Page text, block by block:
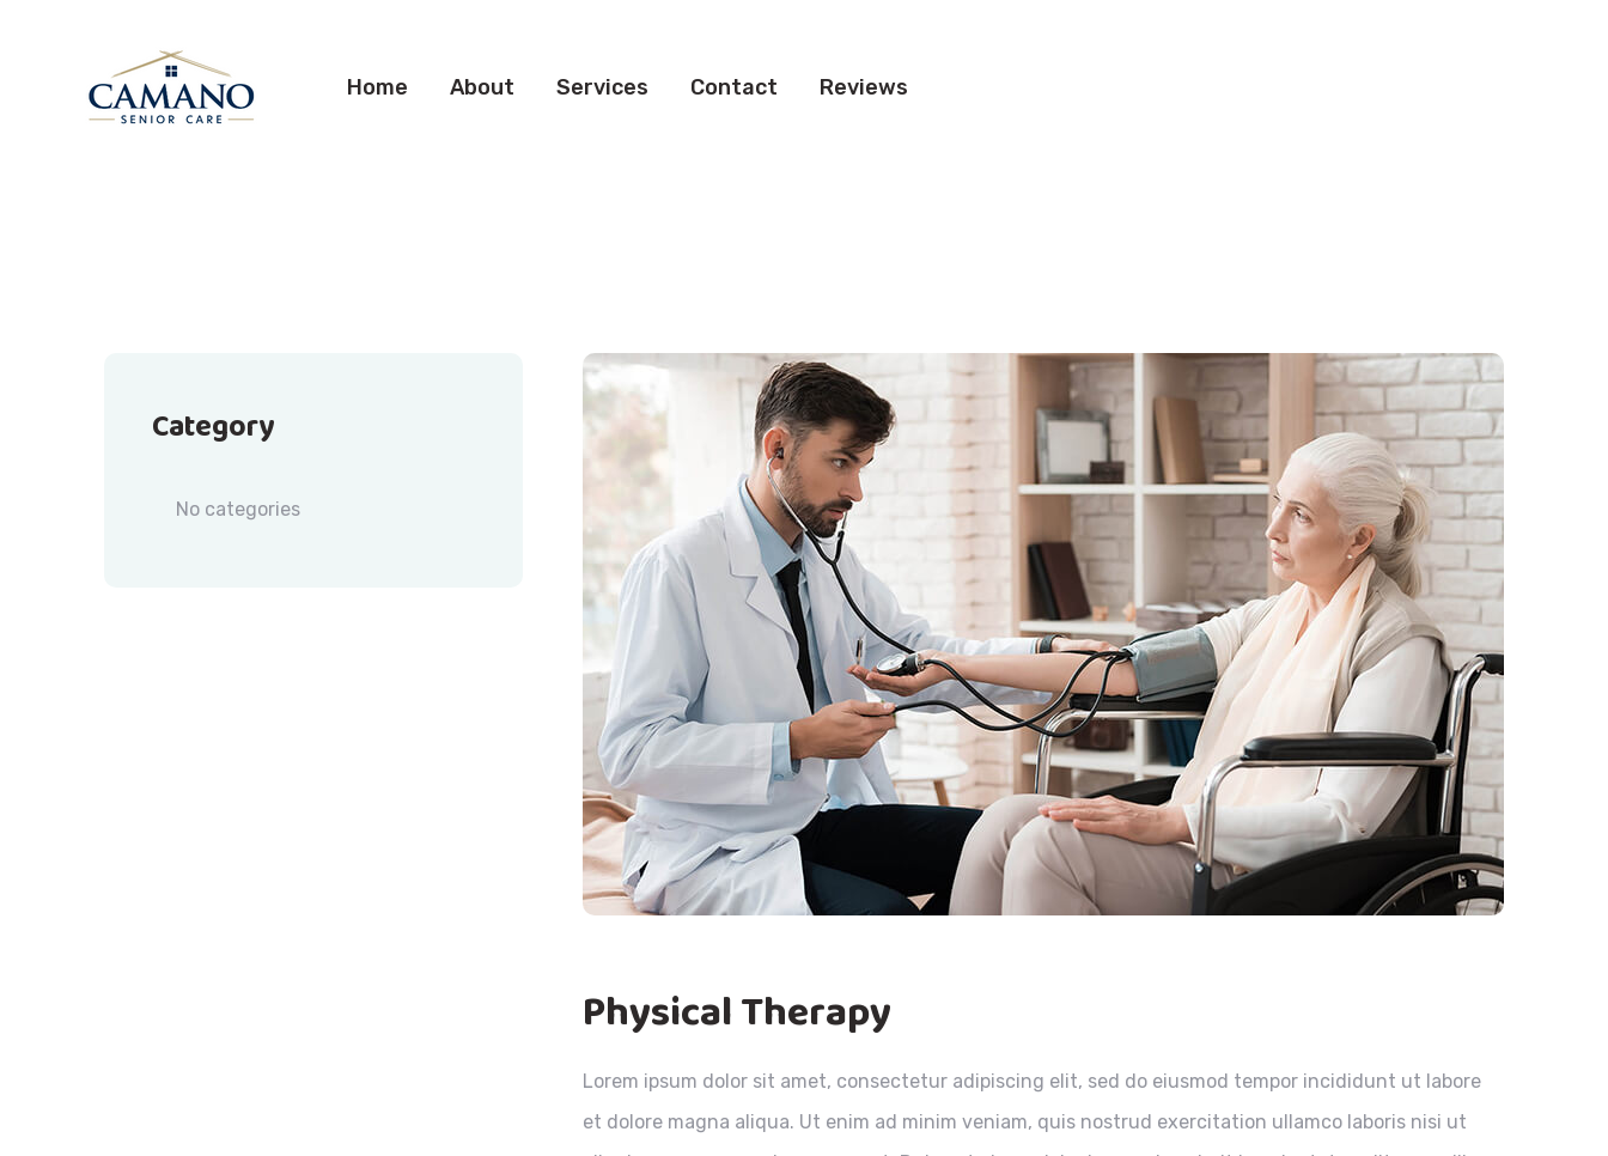
Home About Services Contact Reviews
Category
No categories
Physical Therapy
Lorem ipsum dolor sit amet, consectetur adipiscing elit, sed do eiusmod tempor incididunt ut labore
et dolore magna aliqua. Ut enim ad minim veniam, quis nostrud exercitation ullamco laboris nisi ut